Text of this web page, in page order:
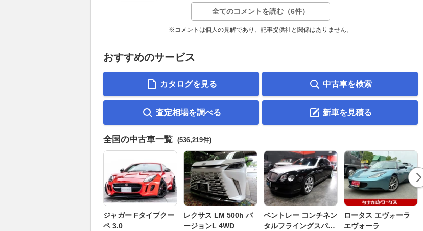
全てのコメントを読む（6件）
※コメントは個人の見解であり、記事提供社と関係はありません。
おすすめのサービス
カタログを見る 中古車を検索
査定相場を調べる 新車を見積る
全国の中古車一覧 (536,219件)
ジャガー Fタイプクー
ペ 3.0
レクサス LM 500h バ
ージョンL 4WD
ベントレー コンチネン
タルフライングスパー
ロータス エヴォーラ
エヴォーラ